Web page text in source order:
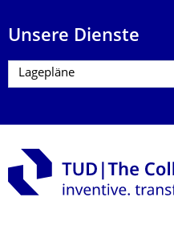
Unsere Dienste